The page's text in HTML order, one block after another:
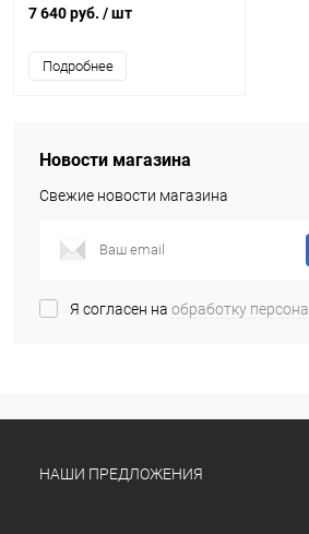
7 640 руб. / шт
Подробнее
Новости магазина
Свежие новости магазина
Я согласен на обработку
НАШИ ПРЕДЛОЖЕНИЯ